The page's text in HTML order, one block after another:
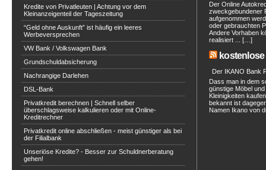
Kredite von Privatleuten | Achtung vor dem
Kleinanzeigenteil der Tageszeitung
“Geld ohne Auskunft” ist häufig ein leeres
Werbeversprechen
VW Bank / Volkswagen Bank
Grundschuldabsicherung
Nachrangige Darlehen
DSL-Bank
Privatkredit berechnen | Schnell selber
überschlagsweise kalkulieren oder mit Online-
Kreditrechner
Privatkredit online abschließen - meist günstiger als bei
der Filialbank
Unseriöse Kredite? - Besser zur Schuldnerberatung
gehen!
Der Online
zweckgebundener
aufgenommen
oder gebrauchten
Andere Vorhaben
realisiert ... […]
Der IKANO Bank
Dass man in dem
günstige Möbel
Kleinigkeiten
bekannt ist
Namen Ikano von